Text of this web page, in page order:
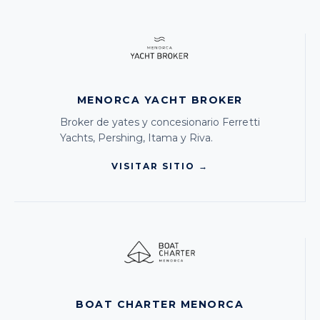
MENORCA YACHT BROKER
Broker de yates y concesionario Ferretti
Yachts, Pershing, Itama y Riva.
VISITAR SITIO →
BOAT CHARTER MENORCA